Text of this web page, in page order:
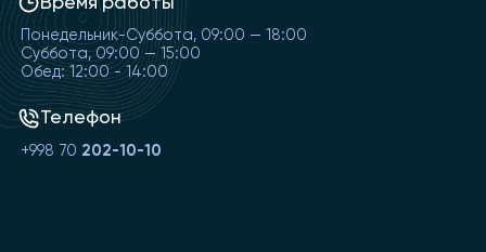
Понедельник-Суббота, 09:00 — 18:00
Суббота, 09:00 — 15:00
Обед: 12:00 - 14:00
Телефон
+998 70 202-10-10